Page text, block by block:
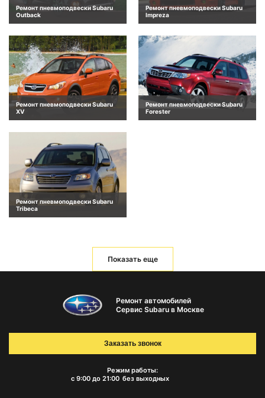
Ремонт пневмоподвески Subaru
Outback
Ремонт пневмоподвески Subaru
Impreza
Ремонт пневмоподвески Subaru
XV
Ремонт пневмоподвески Subaru
Forester
Ремонт пневмоподвески Subaru
Tribeca
Показать еще
Ремонт автомобилей
Сервис Subaru в Москве
Режим работы:
с 9:00 до 21:00 без выходных
Заказать звонок